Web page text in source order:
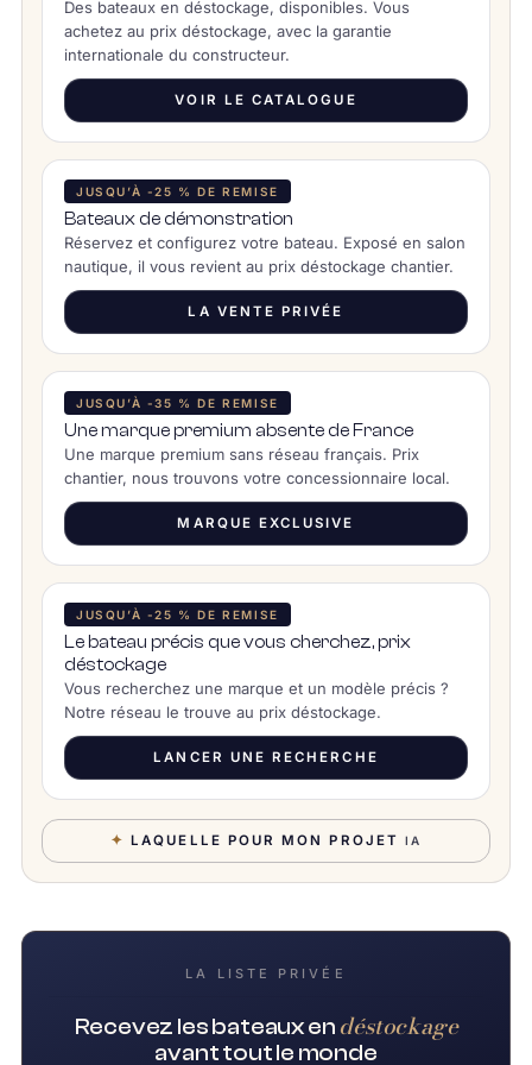
Des bateaux en déstockage, disponibles. Vous
achetez au prix déstockage, avec la garantie
internationale du constructeur.
VOIR LE CATALOGUE
JUSQU’À -25 % DE REMISE
Bateaux de démonstration
Réservez et configurez votre bateau. Exposé en salon
nautique, il vous revient au prix déstockage chantier.
LA VENTE PRIVÉE
JUSQU’À -35 % DE REMISE
Une marque premium absente de France
Une marque premium sans réseau français. Prix
chantier, nous trouvons votre concessionnaire local.
MARQUE EXCLUSIVE
JUSQU’À -25 % DE REMISE
Le bateau précis que vous cherchez, prix
déstockage
Vous recherchez une marque et un modèle précis ?
Notre réseau le trouve au prix déstockage.
LANCER UNE RECHERCHE
✦ LAQUELLE POUR MON PROJET IA
LA LISTE PRIVÉE
Recevez les bateaux en déstockage
avant tout le monde